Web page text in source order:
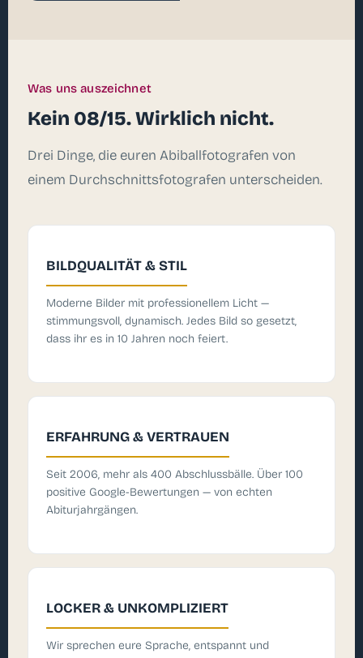
Was uns auszeichnet
Kein 08/15. Wirklich nicht.
Drei Dinge, die euren Abiballfotografen von
einem Durchschnittsfotografen unterscheiden.
BILDQUALITÄT & STIL
Moderne Bilder mit professionellem Licht —
stimmungsvoll, dynamisch. Jedes Bild so gesetzt,
dass ihr es in 10 Jahren noch feiert.
ERFAHRUNG & VERTRAUEN
Seit 2006, mehr als 400 Abschlussbälle. Über 100
positive Google-Bewertungen — von echten
Abiturjahrgängen.
LOCKER & UNKOMPLIZIERT
Wir sprechen eure Sprache, entspannt und